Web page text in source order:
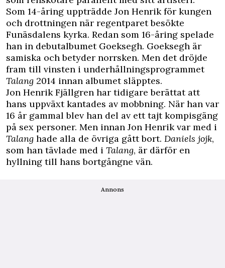
Som 14-åring uppträdde Jon Henrik för kungen
och drottningen när regentparet besökte
Funäsdalens kyrka. Redan som 16-åring spelade
han in debutalbumet Goeksegh. Goeksegh är
samiska och betyder norrsken. Men det dröjde
fram till vinsten i underhållningsprogrammet
Talang 2014 innan albumet släpptes.
Jon Henrik Fjällgren har tidigare berättat att
hans uppväxt kantades av mobbning. När han var
16 år gammal blev han del av ett tajt kompisgäng
på sex personer. Men innan Jon Henrik var med i
Talang hade alla de övriga gått bort. Daniels jojk,
som han tävlade med i Talang, är därför en
hyllning till hans bortgångne vän.
Annons